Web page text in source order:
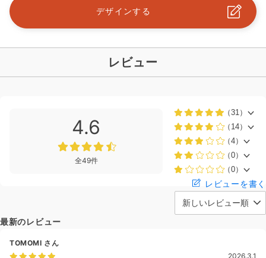
デザインする
レビュー
4.6
全49件
（31）
（14）
（4）
（0）
（0）
レビューを書く
最新のレビュー
TOMOMI さん
2026.3.1